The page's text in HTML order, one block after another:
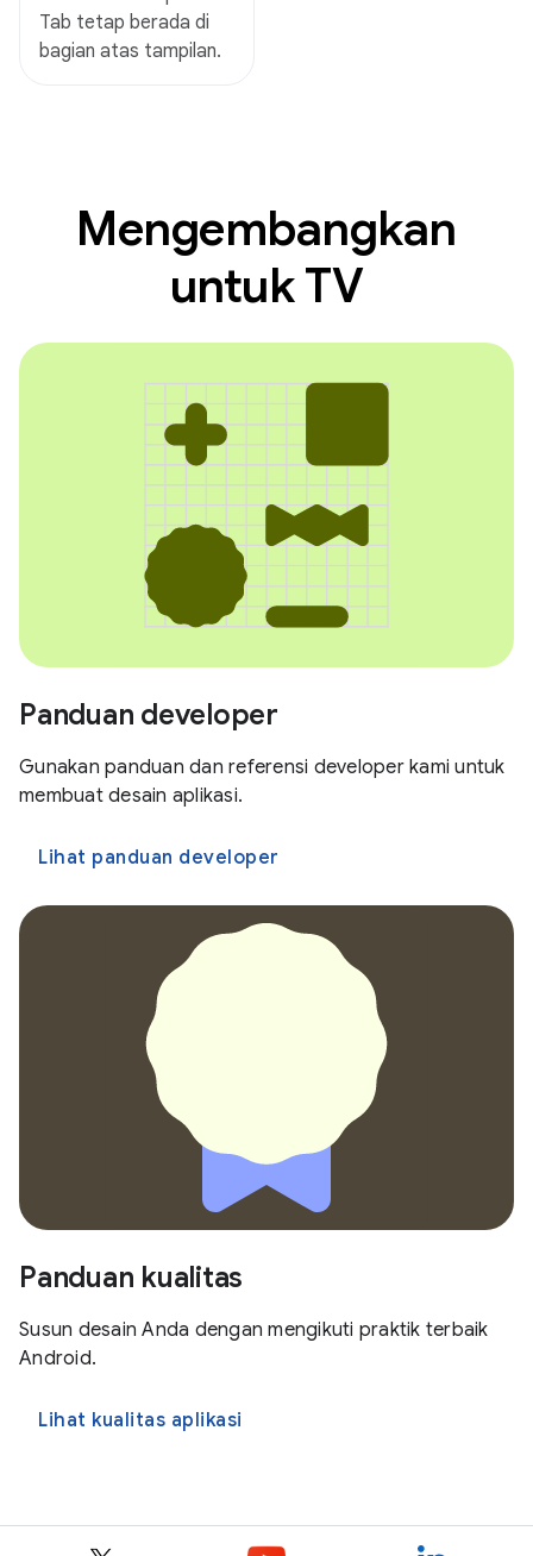
Tab tetap berada di
bagian atas tampilan.
Mengembangkan
untuk TV
Panduan developer
Gunakan panduan dan referensi developer kami untuk
membuat desain aplikasi.
Lihat panduan developer
Panduan kualitas
Susun desain Anda dengan mengikuti praktik terbaik
Android.
Lihat kualitas aplikasi